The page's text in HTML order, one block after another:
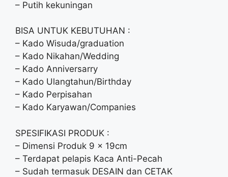
– Putih kekuningan
BISA UNTUK KEBUTUHAN :
– Kado Wisuda/graduation
– Kado Nikahan/Wedding
– Kado Anniversarry
– Kado Ulangtahun/Birthday
– Kado Perpisahan
– Kado Karyawan/Companies
SPESIFIKASI PRODUK :
– Dimensi Produk 9 x 19cm
– Terdapat pelapis Kaca Anti-Pecah
– Sudah termasuk DESAIN dan CETAK